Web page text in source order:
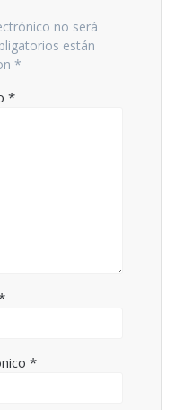
no será
están
*
*
*